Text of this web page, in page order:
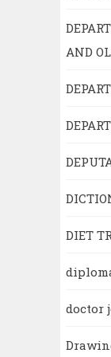
AND
DIET
doctor